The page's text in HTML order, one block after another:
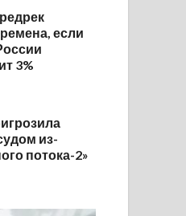
если
3%
из-
потока-2»